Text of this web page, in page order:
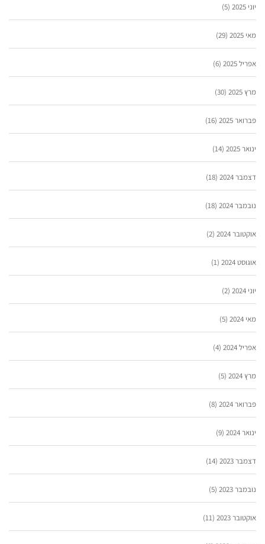
יוני 2025 (5)
מאי 2025 (29)
אפריל 2025 (6)
מרץ 2025 (30)
פברואר 2025 (16)
ינואר 2025 (14)
דצמבר 2024 (18)
נובמבר 2024 (18)
אוקטובר 2024 (2)
אוגוסט 2024 (1)
יוני 2024 (2)
מאי 2024 (5)
אפריל 2024 (4)
מרץ 2024 (5)
פברואר 2024 (8)
ינואר 2024 (9)
דצמבר 2023 (14)
נובמבר 2023 (5)
אוקטובר 2023 (11)